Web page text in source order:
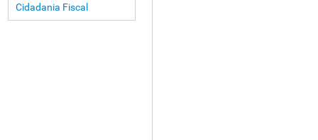
Cidadania Fiscal